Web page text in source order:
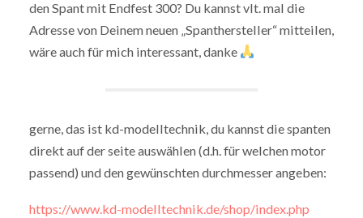
den Spant mit Endfest 300? Du kannst vlt. mal die
Adresse von Deinem neuen „Spanthersteller“ mitteilen,
wäre auch für mich interessant, danke
gerne, das ist kd-modelltechnik, du kannst die spanten
direkt auf der seite auswählen (d.h. für welchen motor
passend) und den gewünschten durchmesser angeben:
https://www.kd-modelltechnik.de/shop/index.php